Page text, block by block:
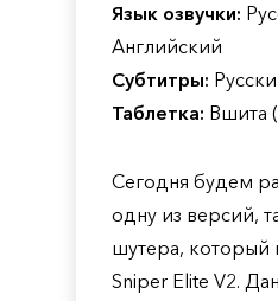
Язык озвучки:
Английский
Субтитры:
Таблетка: Вшита
Сегодня будем
одну из версий,
шутера, который
Sniper Elite V2.